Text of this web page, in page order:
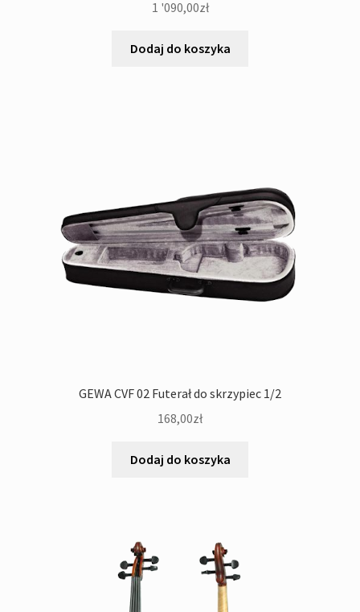
1 '090,00zł
Dodaj do koszyka
GEWA CVF 02 Futerał do skrzypiec 1/2
168,00zł
Dodaj do koszyka